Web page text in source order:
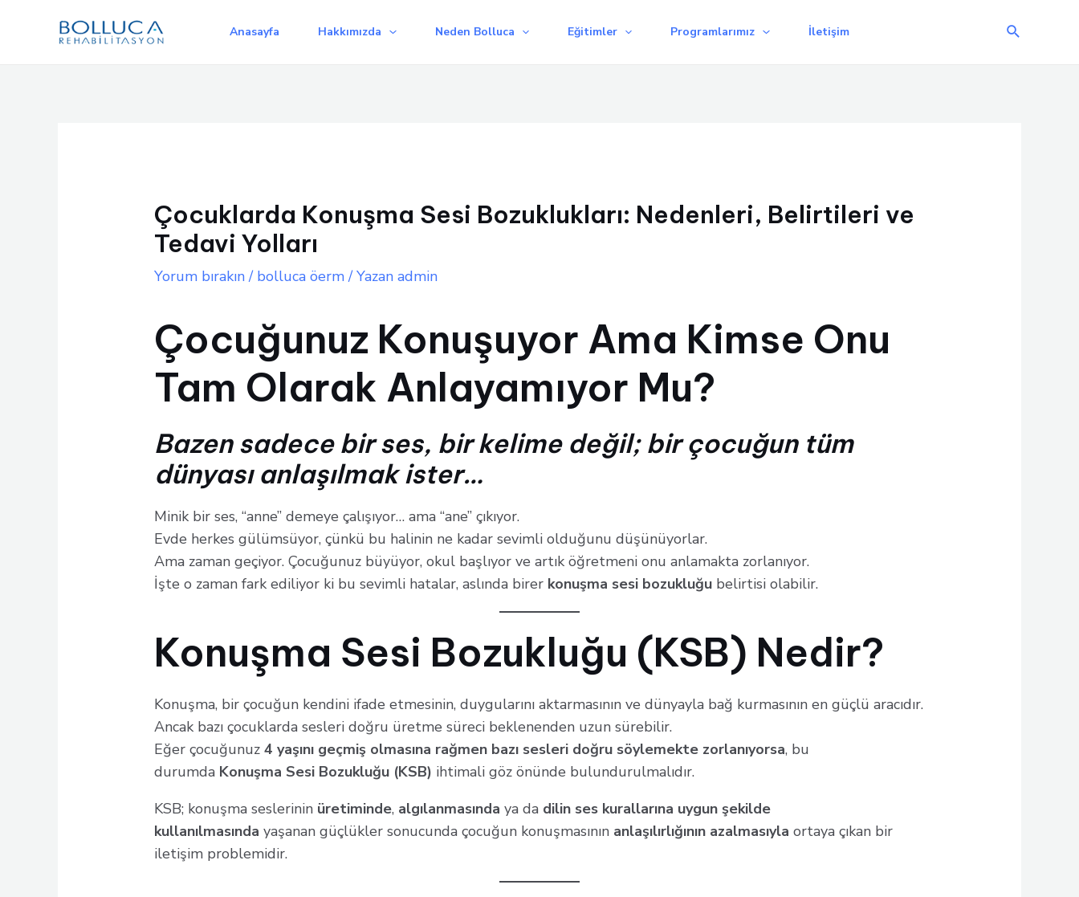
Anasayfa Hakkımızda Neden Bolluca Eğitimler Programlarımız İletişim Arama
Çocuklarda Konuşma Sesi Bozuklukları: Nedenleri, Belirtileri ve
Tedavi Yolları
Yorum bırakın / bolluca öerm/ Yazan admin
Çocuğunuz Konuşuyor Ama Kimse Onu
Tam Olarak Anlayamıyor Mu?
Bazen sadece bir ses, bir kelime değil; bir çocuğun tüm
dünyası anlaşılmak ister…
Minik bir ses, “anne” demeye çalışıyor… ama “ane” çıkıyor.
Evde herkes gülümsüyor, çünkü bu halinin ne kadar sevimli olduğunu düşünüyorlar.
Ama zaman geçiyor. Çocuğunuz büyüyor, okul başlıyor ve artık öğretmeni onu anlamakta zorlanıyor.
İşte o zaman fark ediliyor ki bu sevimli hatalar, aslında birer konuşma sesi bozukluğu belirtisi olabilir.
Konuşma Sesi Bozukluğu (KSB) Nedir?
Konuşma, bir çocuğun kendini ifade etmesinin, duygularını aktarmasının ve dünyayla bağ kurmasının en güçlü aracıdır.
Ancak bazı çocuklarda sesleri doğru üretme süreci beklenenden uzun sürebilir.
Eğer çocuğunuz4 yaşını geçmiş olmasına rağmen bazı sesleri doğru söylemekte zorlanıyorsa, bu
durumda Konuşma Sesi Bozukluğu (KSB) ihtimali göz önünde bulundurulmalıdır.
KSB; konuşma seslerinin üretiminde, algılanmasında ya da dilin ses kurallarına uygun şekilde
kullanılmasında yaşanan güçlükler sonucunda çocuğun konuşmasının anlaşılırlığının azalmasıyla ortaya çıkan bir
iletişim problemidir.